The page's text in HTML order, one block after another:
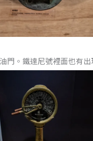
門。鐵達尼號裡面也有出